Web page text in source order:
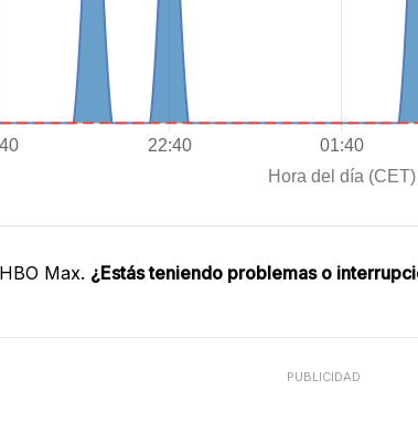
Max. ¿Estás teniendo problemas o
PUBLICIDAD